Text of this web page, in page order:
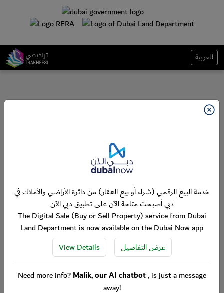
العربية
خدمة البيع الرقمي (شراء أو بيع العقار) من دائرة الأراضي والأملاك في
دبي أصبحت متاحة الآن على تطبيق دبي الآن
The Digital Sale (Buy or Sell Property) service from Dubai
Land Department is now available on the Dubai Now app
View Details
عرض التفاصيل
Need more info?Malik, our AI chatbot, is just a message
away!